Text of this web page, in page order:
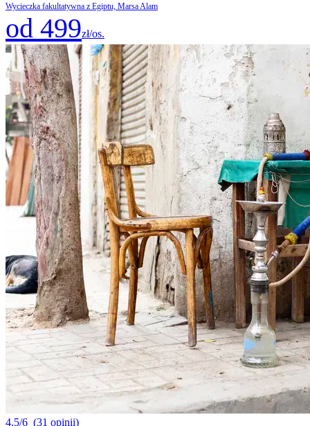
Wycieczka fakultatywna z Egiptu, Marsa Alam
od 499zł/os.
4.5/6 (31 opinii)